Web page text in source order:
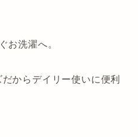
お洗濯へ。
からデイリー使いに便利